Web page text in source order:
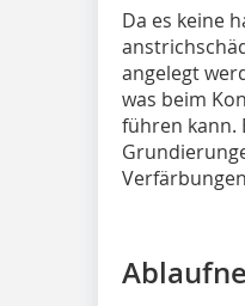
Da es keine
angelegt
was beim
führen kann.